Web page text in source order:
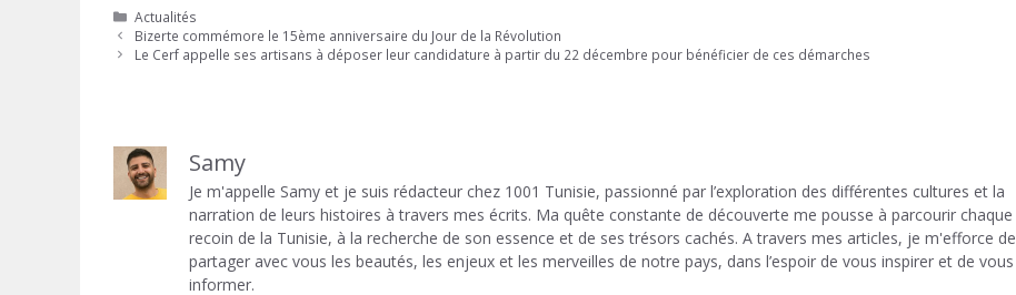
Catégories
Actualités
Bizerte commémore le 15ème anniversaire du Jour de la Révolution
Le Cerf appelle ses artisans à déposer leur candidature à partir du 22 décembre pour bénéficier de ces démarches
Samy
Je m'appelle Samy et je suis rédacteur chez 1001 Tunisie, passionné par l’exploration des différentes cultures et la
narration de leurs histoires à travers mes écrits. Ma quête constante de découverte me pousse à parcourir chaque
recoin de la Tunisie, à la recherche de son essence et de ses trésors cachés. A travers mes articles, je m'efforce de
partager avec vous les beautés, les enjeux et les merveilles de notre pays, dans l’espoir de vous inspirer et de vous
informer.